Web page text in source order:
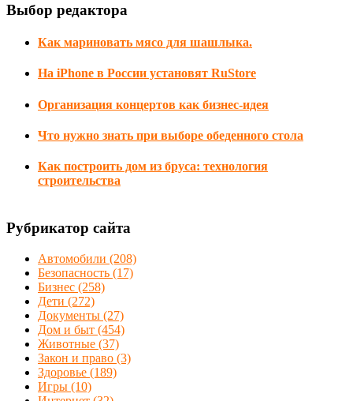
Выбор редактора
Как мариновать мясо для шашлыка.
На iPhone в России установят RuStore
Организация концертов как бизнес-идея
Что нужно знать при выборе обеденного стола
Как построить дом из бруса: технология
строительства
Рубрикатор сайта
Автомобили (208)
Безопасность (17)
Бизнес (258)
Дети (272)
Документы (27)
Дом и быт (454)
Животные (37)
Закон и право (3)
Здоровье (189)
Игры (10)